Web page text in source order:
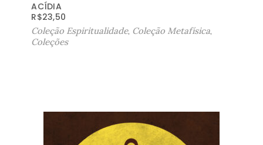
ACÍDIA
R$23,50
Coleção Espiritualidade, Coleção Metafísica,
Coleções